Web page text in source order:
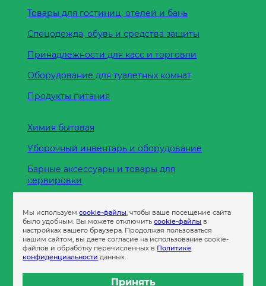
Товары для гостиниц, отелей и бань
Спецодежда, обувь и средства защиты
Принадлежности для касс и торговли
Оборудование для туалетных комнат
Продукты питания
Химия бытовая
Уборочный инвентарь и оборудование
Барные аксессуары и товары для
сервировки
Пленка
Пакеты и сумки
Контейнеры
Мы используемcookie-файлы, чтобы ваше посещение сайта
было удобным. Вы можете отключитьcookie-файлы в
настройках вашего браузера. Продолжая пользоваться
нашим сайтом, вы даете согласие на использование cookie-
файлов и обработку перечисленных в Политике
конфиденциальности данных.
Принять